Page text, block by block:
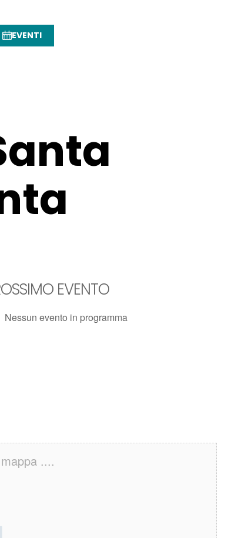
EVENTI
EVENTO
Nessun evento in programma
....